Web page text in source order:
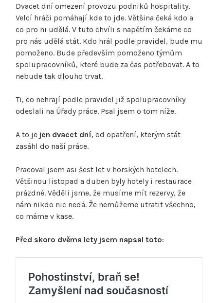
Dvacet dní omezení provozu podniků hospitality.
Velcí hráči pomáhají kde to jde. Většina čeká kdo a
co pro ni udělá. V tuto chvíli s napětím čekáme co
pro nás udělá stát. Kdo hrál podle pravidel, bude mu
pomoženo. Bude především pomoženo týmům
spolupracovníků, které bude za čas potřebovat. A to
nebude tak dlouho trvat.
Ti, co nehrají podle pravidel již spolupracovníky
odeslali na Úřady práce. Psal jsem o tom níže.
A to je jen dvacet dní, od opatření, kterým stát
zasáhl do naší práce.
Pracoval jsem asi šest let v horských hotelech.
Většinou listopad a duben byly hotely i restaurace
prázdné. Věděli jsme, že musíme mít rezervy, že
nám nikdo nic nedá. Že nemůžeme utratit všechno,
co máme v kase.
Před skoro dvěma lety jsem napsal toto: